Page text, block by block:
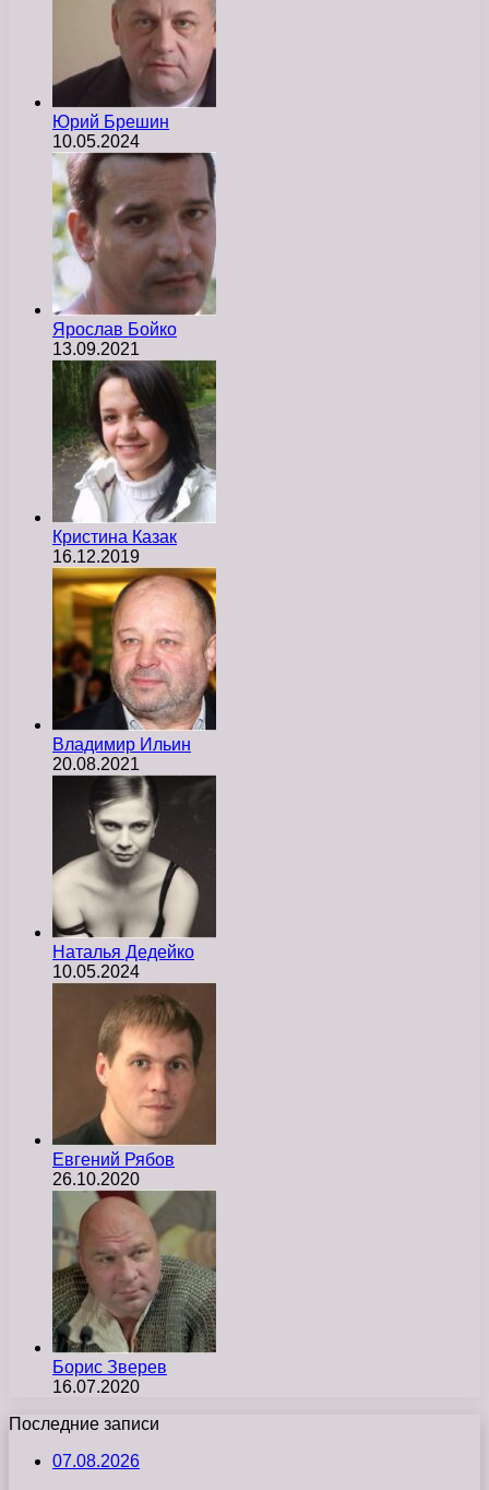
Юрий Брешин
10.05.2024
Ярослав Бойко
13.09.2021
Кристина Казак
16.12.2019
Владимир Ильин
20.08.2021
Наталья Дедейко
10.05.2024
Евгений Рябов
26.10.2020
Борис Зверев
16.07.2020
Последние записи
07.08.2026